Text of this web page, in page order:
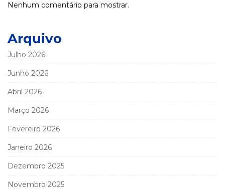
Nenhum comentário para mostrar.
Arquivo
Julho 2026
Junho 2026
Abril 2026
Março 2026
Fevereiro 2026
Janeiro 2026
Dezembro 2025
Novembro 2025